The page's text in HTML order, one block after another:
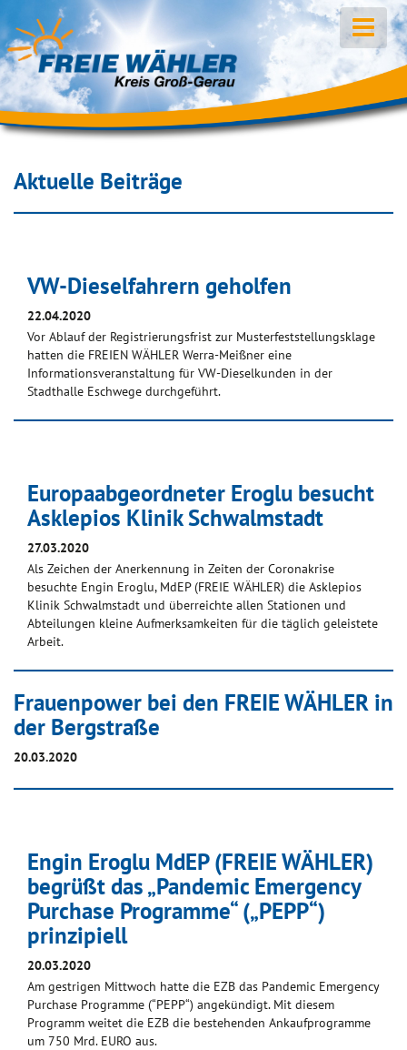
Aktuelle Beiträge
VW-Dieselfahrern geholfen
22.04.2020
Vor Ablauf der Registrierungsfrist zur Musterfeststellungsklage
hatten die FREIEN WÄHLER Werra-Meißner eine
Informationsveranstaltung für VW-Dieselkunden in der
Stadthalle Eschwege durchgeführt.
Europaabgeordneter Eroglu besucht
Asklepios Klinik Schwalmstadt
27.03.2020
Als Zeichen der Anerkennung in Zeiten der Coronakrise
besuchte Engin Eroglu, MdEP (FREIE WÄHLER) die Asklepios
Klinik Schwalmstadt und überreichte allen Stationen und
Abteilungen kleine Aufmerksamkeiten für die täglich geleistete
Arbeit.
Frauenpower bei den FREIE WÄHLER in
der Bergstraße
20.03.2020
Engin Eroglu MdEP (FREIE WÄHLER)
begrüßt das „Pandemic Emergency
Purchase Programme“ („PEPP“)
prinzipiell
20.03.2020
Am gestrigen Mittwoch hatte die EZB das Pandemic Emergency
Purchase Programme (“PEPP“) angekündigt. Mit diesem
Programm weitet die EZB die bestehenden Ankaufprogramme
um 750 Mrd. EURO aus.